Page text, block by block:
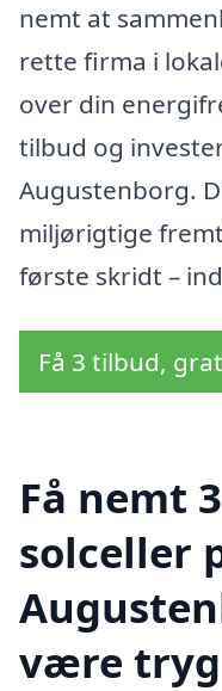
nemt at
rette firma i
over din
tilbud og
Augustenborg.
miljørigtige
første skridt –
Få 3 tilbud,
Få nemt
solceller
være